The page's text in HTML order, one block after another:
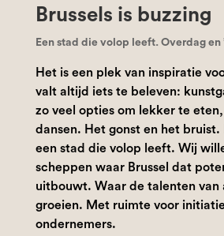
Brussels is buzzing
Een stad die volop leeft. Overdag en
Het is een plek van inspiratie
valt altijd iets te beleven:
zo veel opties om lekker te
dansen. Het gonst en het bruist.
een stad die volop leeft. Wij
scheppen waar Brussel dat
uitbouwt. Waar de talenten van
groeien. Met ruimte voor
ondernemers.